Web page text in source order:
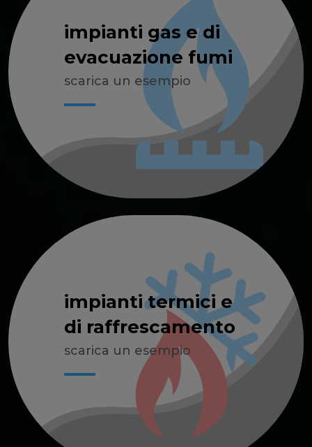
impianti gas e di
evacuazione fumi
scarica un esempio
impianti termici e
di raffrescamento
scarica un esempio